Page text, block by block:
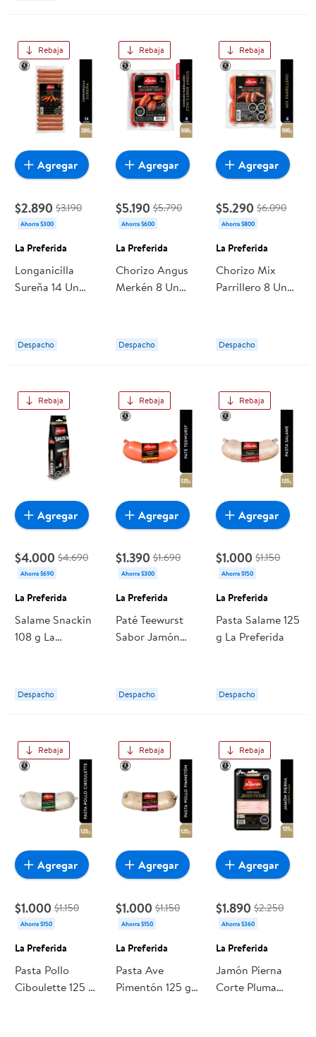
Rebaja
$2.890 $3.190
Ahorra $300
La Preferida
Longanicilla
Sureña 14 Un
Despacho
Agregar
Rebaja
$5.190 $5.790
Ahorra $600
La Preferida
Chorizo Angus
Merkén 8 Un
Despacho
Agregar
Rebaja
$5.290 $6.090
Ahorra $800
La Preferida
Chorizo Mix
Parrillero 8 Un
Despacho
Agregar
Rebaja
$4.000 $4.690
Ahorra $690
La Preferida
Salame Snackin
108 g La
Despacho
Agregar
Rebaja
$1.390 $1.690
Ahorra $300
La Preferida
Paté Teewurst
Sabor Jamón
Despacho
Agregar
Rebaja
$1.000 $1.150
Ahorra $150
La Preferida
Pasta Salame 125
g La Preferida
Despacho
Agregar
Rebaja
$1.000 $1.150
Ahorra $150
La Preferida
Pasta Pollo
Ciboulette 125 g
Agregar
Rebaja
$1.000 $1.150
Ahorra $150
La Preferida
Pasta Ave
Pimentón 125 g
Agregar
Rebaja
$1.890 $2.250
Ahorra $360
La Preferida
Jamón Pierna
Corte Pluma
Agregar